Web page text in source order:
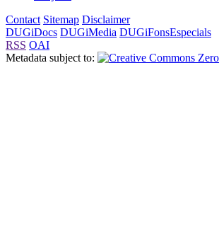
Contact Sitemap Disclaimer
DUGiDocs DUGiMedia DUGiFonsEspecials
RSS OAI
Metadata subject to: